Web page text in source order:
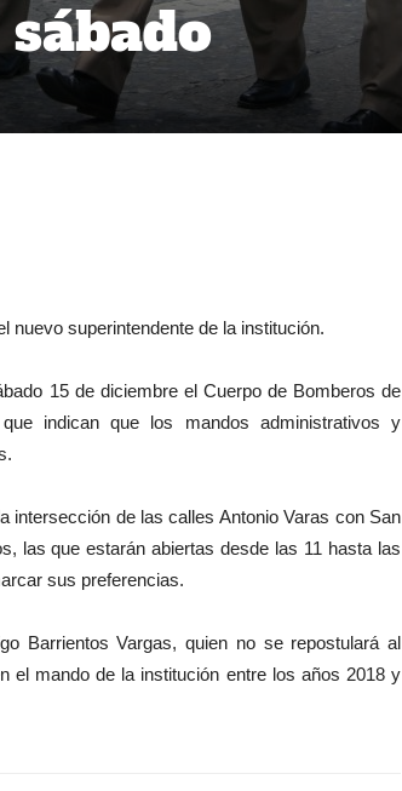
nuevo superintendente de la institución.
15 de diciembre el Cuerpo de Bomberos de
indican que los mandos administrativos y
intersección de las calles Antonio Varas con San
las que estarán abiertas desde las 11 hasta las
sus preferencias.
Barrientos Vargas, quien no se repostulará al
el mando de la institución entre los años 2018 y